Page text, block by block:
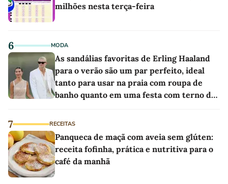
milhões nesta terça-feira
6 MODA
As sandálias favoritas de Erling Haaland
para o verão são um par perfeito, ideal
tanto para usar na praia com roupa de
banho quanto em uma festa com terno de
7 RECEITAS
Panqueca de maçã com aveia sem glúten:
receita fofinha, prática e nutritiva para o
café da manhã